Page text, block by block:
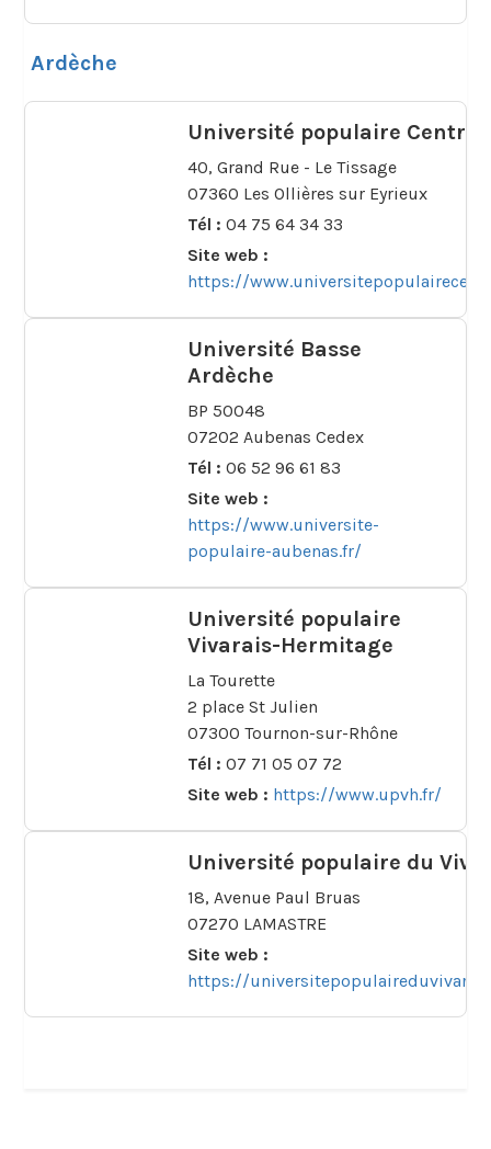
Ardèche
Université populaire Centre
40, Grand Rue - Le Tissage
07360 Les Ollières sur Eyrieux
Tél : 04 75 64 34 33
Site web :
https://
Université Basse
Ardèche
BP 50048
07202 Aubenas Cedex
Tél : 06 52 96 61 83
Site web :
https://www.universite-
populaire-aubenas.fr/
Université populaire
Vivarais-Hermitage
La Tourette
2 place St Julien
07300 Tournon-sur-Rhône
Tél : 07 71 05 07 72
Site web : https://www.upvh.fr/
Université populaire du
18, Avenue Paul Bruas
07270 LAMASTRE
Site web :
https://